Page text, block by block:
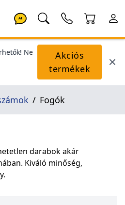
AI
Ne
Akciós
termékek
Fogók
darabok akár
Kiváló minőség,